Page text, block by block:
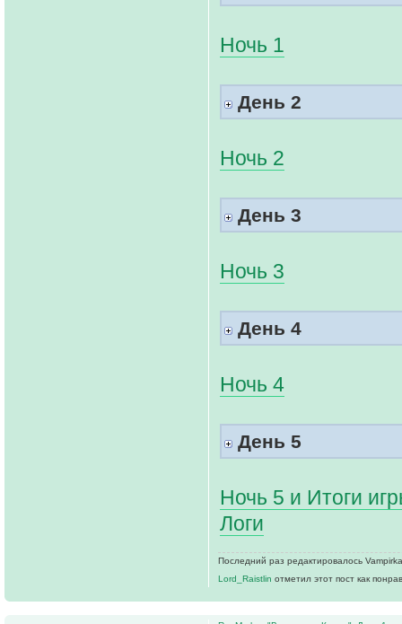
Ночь 1
День 2
Ночь 2
День 3
Ночь 3
День 4
Ночь 4
День 5
Ночь 5 и Итоги
Логи
Последний раз редактировалось
Lord_Raistlin отметил этот пост как